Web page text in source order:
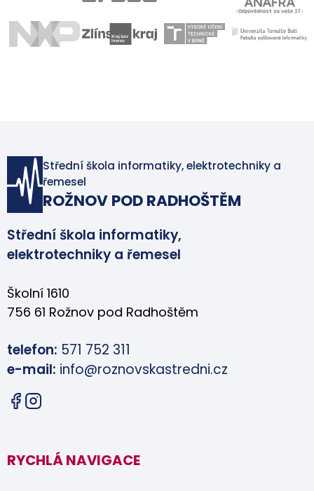
Střední škola informatiky, elektrotechniky a
řemesel
ROŽNOV POD RADHOŠTĚM
Střední škola informatiky,
elektrotechniky a řemesel
Školní 1610
756 61 Rožnov pod Radhoštěm
telefon: 571 752 311
e-mail: info@roznovskastredni.cz
RYCHLÁ NAVIGACE